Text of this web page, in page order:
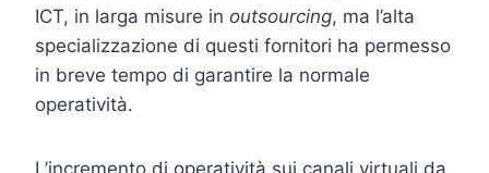
ICT, in larga misure in outsourcing, ma l’alta
specializzazione di questi fornitori ha permesso
in breve tempo di garantire la normale
operatività.